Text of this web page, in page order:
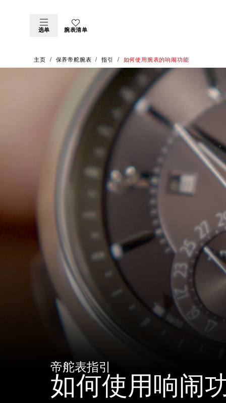
选单 腕表清单
主页 保养帝舵腕表 指引 如何使用腕表的响闹功能
帝舵表指引
如何使用响闹